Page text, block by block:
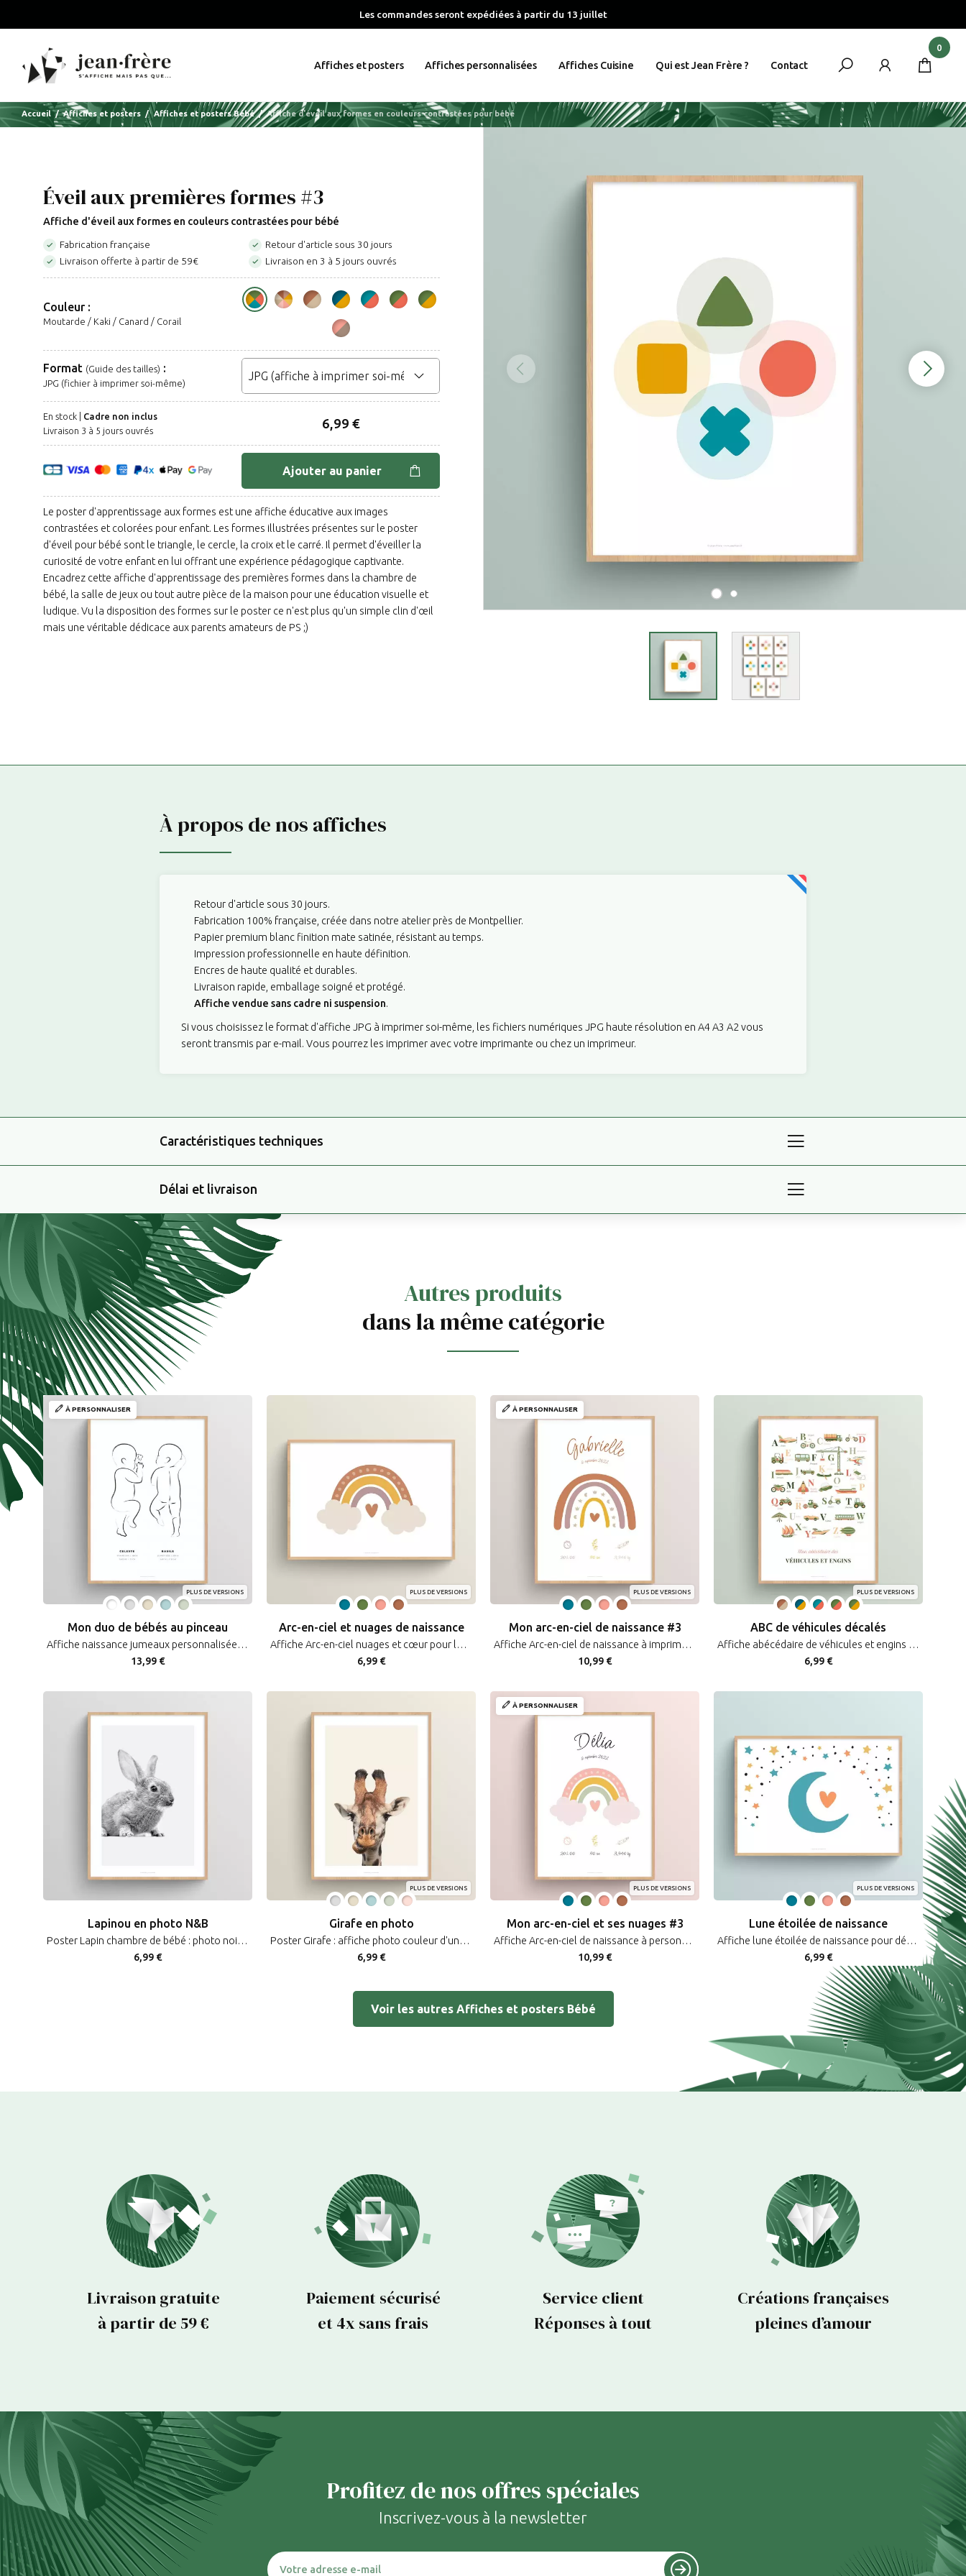
Les commandes seront expédiées à partir du 13 juillet
Affiches et posters Affiches personnalisées Affiches Cuisine Qui est Jean Frère ? Contact
0
Accueil Affiches et posters Affiches et posters Bébé Affiche d'éveil aux formes en couleurs contrastées pour bébé
Éveil aux premières formes #3
Affiche d'éveil aux formes en couleurs contrastées pour bébé
 Fabrication française  Retour d'article sous 30 jours
 Livraison offerte à partir de 59€  Livraison en 3 à 5 jours ouvrés
Couleur :
Moutarde / Kaki / Canard / Corail
Format (Guide des tailles) :
JPG (fichier à imprimer soi-même)
En stock | Cadre non inclus
Livraison 3 à 5 jours ouvrés
6,99 €
Ajouter au panier
Le poster d'apprentissage aux formes est une affiche éducative aux images
contrastées et colorées pour enfant. Les formes illustrées présentes sur le poster
d'éveil pour bébé sont le triangle, le cercle, la croix et le carré. Il permet d'éveiller la
curiosité de votre enfant en lui offrant une expérience pédagogique captivante.
Encadrez cette affiche d'apprentissage des premières formes dans la chambre de
bébé, la salle de jeux ou tout autre pièce de la maison pour une éducation visuelle et
ludique. Vu la disposition des formes sur le poster ce n'est plus qu'un simple clin d'œil
mais une véritable dédicace aux parents amateurs de PS ;)
À propos de nos affiches
Retour d'article sous 30 jours.
Fabrication 100% française, créée dans notre atelier près de Montpellier.
Papier premium blanc finition mate satinée, résistant au temps.
Impression professionnelle en haute définition.
Encres de haute qualité et durables.
Livraison rapide, emballage soigné et protégé.
Affiche vendue sans cadre ni suspension.
Si vous choisissez le format d'affiche JPG à imprimer soi-même, les fichiers numériques JPG haute résolution en A4 A3 A2 vous
seront transmis par e-mail. Vous pourrez les imprimer avec votre imprimante ou chez un imprimeur.
Caractéristiques techniques
Délai et livraison
Autres produits
dans la même catégorie
À PERSONNALISER
PLUS DE VERSIONS
Mon duo de bébés au pinceau
Affiche naissance jumeaux personnalisée dessin bébés au pinceau
13,99 €
PLUS DE VERSIONS
Arc-en-ciel et nuages de naissance
Affiche Arc-en-ciel nuages et cœur pour la naissance de bébé
6,99 €
À PERSONNALISER
PLUS DE VERSIONS
Mon arc-en-ciel de naissance #3
Affiche Arc-en-ciel de naissance à imprimer et personnaliser prénom bébé
10,99 €
PLUS DE VERSIONS
ABC de véhicules décalés
Affiche abécédaire de véhicules et engins décalés
6,99 €
Lapinou en photo N&B
Poster Lapin chambre de bébé : photo noir & blanc d'un petit lapin
6,99 €
PLUS DE VERSIONS
Girafe en photo
Poster Girafe : affiche photo couleur d'une tête de girafe sur fond pastel
6,99 €
À PERSONNALISER
PLUS DE VERSIONS
Mon arc-en-ciel et ses nuages #3
Affiche Arc-en-ciel de naissance à personnaliser et imprimer avec prénom
10,99 €
PLUS DE VERSIONS
Lune étoilée de naissance
Affiche lune étoilée de naissance pour déco chambre bébé à imprimer
6,99 €
Voir les autres Affiches et posters Bébé
Livraison gratuite
à partir de 59 €
Paiement sécurisé
et 4x sans frais
Service client
Réponses à tout
Créations françaises
pleines d’amour
Profitez de nos offres spéciales
Inscrivez-vous à la newsletter